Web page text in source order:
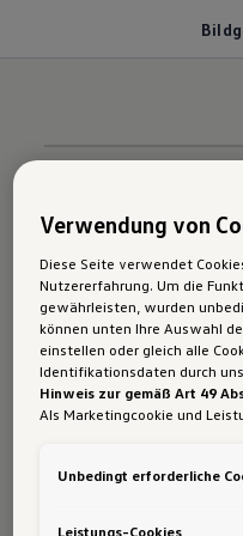
Die in dieser
in einzelnen Details
Lieferprogramm
Sonderausstattungen
Bruttopreise sind
inkl. NoVA, 20%
NoVAG. Im Sinne
weibliche Form von
Verwendung von
Diese Seite verwendet
Nutzererfahrung. Um die
gewährleisten, wurden
können unten Ihre Auswahl
einstellen oder gleich alle
Identifikationsdaten durch
Hinweis zur gemäß Art 49
Als Marketingcookie und
Daten in die USA
Unbedingt erforderliche
Leistungs-Cookies